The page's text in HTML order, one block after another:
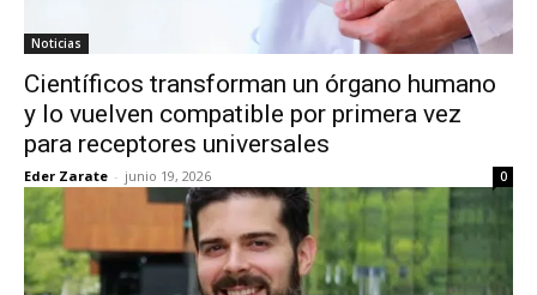
Noticias
Científicos transforman un órgano humano
y lo vuelven compatible por primera vez
para receptores universales
Eder Zarate - junio 19, 2026 0